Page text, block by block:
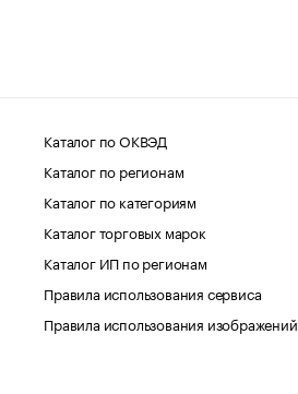
Каталог по ОКВЭД
Каталог по регионам
Каталог по категориям
Каталог торговых марок
Каталог ИП по регионам
Правила использования сервиса
Правила использования изображений